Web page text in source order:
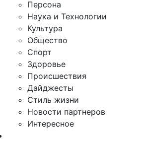
Персона
Наука и Технологии
Культура
Общество
Спорт
Здоровье
Происшествия
Дайджесты
Стиль жизни
Новости партнеров
Интересное